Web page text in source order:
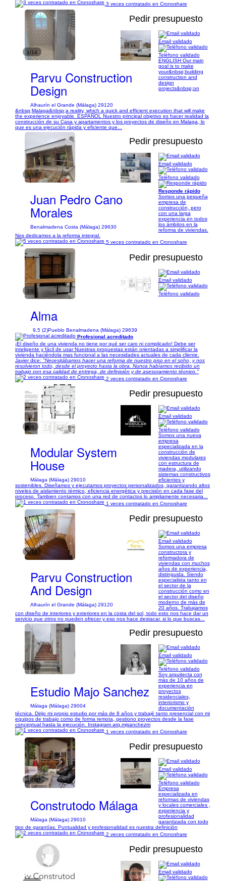
3 veces contratado en Cronoshare
1/14
Pedir presupuesto
Parvu Construction
Design
Alhaurín el Grande (Málaga) 29120
Email validado
Teléfono validado
ENGLISH Our main
goal is to make
your&nbsp;building
construction and
design
projects&nbsp;on
&nbsp;Malaga&nbsp;a reality, which a quick and efficient execution that will make
the experience enjoyable. ESPAÑOL Nuestro principal objetivo es hacer realidad la
construcción de su Casa y apartamentos y los proyectos de diseño en Malaga, lo
que es una ejecución rápida y eficiente que...
1/13
Pedir presupuesto
Juan Pedro Cano
Morales
Benalmadena Costa (Málaga) 29630
Email validado
Teléfono validado
Responde rápido
Somos una pequeña
empresa de
construcción, pero
con una larga
experiencia en todos
los ámbitos en la
reforma de viviendas.
Nos dedicamos a la reforma integral.
5 veces contratado en Cronoshare
1/8
Pedir presupuesto
Alma
9,5 (2)Pueblo Benalmadena (Málaga) 29639
Email validado
Teléfono validado
Profesional acreditado
¡El diseño de una vivienda no tiene por qué ser caro ni complicado! Debe ser
inteligente y fácil de usar Nuestras propuestas están orientadas a simplificar la
vivienda haciéndola mas funcional a las necesidades actuales de cada cliente.
Javier dice: "Necesitábamos hacer una reforma de nuestro piso en el soho, y nos
resolvieron todo, desde el proyecto hasta la obra. Nunca habíamos recibido un
trabajo con esa calidad de entrega, de definición y de asesoramiento técnico."
2 veces contratado en Cronoshare
1/6
Pedir presupuesto
Modular System
House
Málaga (Málaga) 29010
Email validado
Teléfono validado
Somos una nueva
empresa
especializada en la
construcción de
viviendas modulares
con estructura de
madera, utilizando
sistemas constructivos
eficientes y
sostenibles. Diseñamos y ejecutamos proyectos personalizados, garantizando altos
niveles de aislamiento térmico, eficiencia energética y precisión en cada fase del
proceso. Tambien contamos con una red de contactos lo ampliamente necesaria...
1 veces contratado en Cronoshare
1/14
Pedir presupuesto
Parvu Construction
And Design
Alhaurín el Grande (Málaga) 29120
Email validado
Somos una empresa
constructora y
reformadora de
viviendas con muchos
años de experiencia,
distinguida. Siendo
especialista tanto en
el sector de la
construcción como en
el sector del diseño
moderno de más de
20 años. Trabajamos
con diseño de interiores y exteriores en la costa del sol, todo esto nos hace dar un
servicio que otros no pueden ofrecer y eso nos hace destacar. si lo que buscas...
1/11
Pedir presupuesto
Estudio Majo Sanchez
Málaga (Málaga) 29004
Email validado
Teléfono validado
Soy arquitecta con
más de 10 años de
experiencia en
proyectos
residenciales,
interiorismo y
documentación
técnica. Dirijo mi propio estudio por más de 8 años y trabajé tanto presencial con mi
equipos de trabajo como de forma remota, gestiono proyectos desde la fase
conceptual hasta la ejecución. Instagram arq.mjsanchezm
1 veces contratado en Cronoshare
1/100
Pedir presupuesto
Construtodo Málaga
Málaga (Málaga) 29010
Email validado
Teléfono validado
Empresa
especializada en
reformas de viviendas
y locales comerciales ,
experiencia y
profesionalidad
garantizada con todo
tipo de garantías. Puntualidad y profesionalidad es nuestra definición
2 veces contratado en Cronoshare
Pedir presupuesto
Email validado